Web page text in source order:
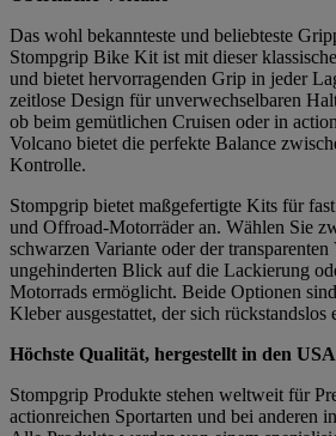
Das wohl bekannteste und beliebteste
Stompgrip Bike Kit ist mit dieser
und bietet hervorragenden Grip in jeder
zeitlose Design für unverwechselbaren
ob beim gemütlichen Cruisen oder in
Volcano bietet die perfekte Balance
Kontrolle.
Stompgrip bietet maßgefertigte Kits für
und Offroad-Motorräder an. Wählen Sie
schwarzen Variante oder der
ungehinderten Blick auf die Lackierung
Motorrads ermöglicht. Beide Optionen
Kleber ausgestattet, der sich rückstandslos
Höchste Qualität, hergestellt in den USA
Stompgrip Produkte stehen weltweit für
actionreichen Sportarten und bei anderen